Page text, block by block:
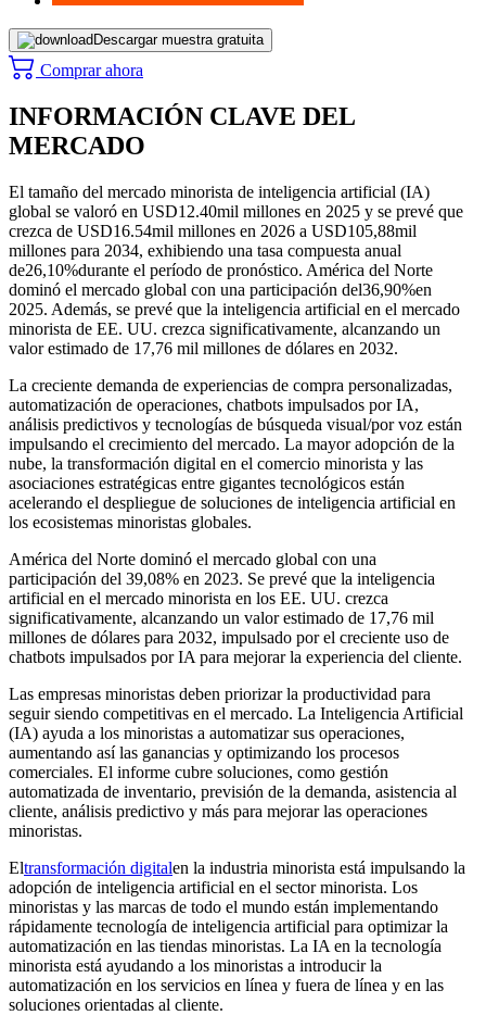
Descargar muestra gratuita
Comprar ahora
INFORMACIÓN CLAVE DEL
MERCADO
El tamaño del mercado minorista de inteligencia artificial (IA)
global se valoró en USD12.40mil millones en 2025 y se prevé que
crezca de USD16.54mil millones en 2026 a USD105,88mil
millones para 2034, exhibiendo una tasa compuesta anual
de26,10%durante el período de pronóstico. América del Norte
dominó el mercado global con una participación del36,90%en
2025. Además, se prevé que la inteligencia artificial en el mercado
minorista de EE. UU. crezca significativamente, alcanzando un
valor estimado de 17,76 mil millones de dólares en 2032.
La creciente demanda de experiencias de compra personalizadas,
automatización de operaciones, chatbots impulsados ​​por IA,
análisis predictivos y tecnologías de búsqueda visual/por voz están
impulsando el crecimiento del mercado. La mayor adopción de la
nube, la transformación digital en el comercio minorista y las
asociaciones estratégicas entre gigantes tecnológicos están
acelerando el despliegue de soluciones de inteligencia artificial en
los ecosistemas minoristas globales.
América del Norte dominó el mercado global con una
participación del 39,08% en 2023. Se prevé que la inteligencia
artificial en el mercado minorista en los EE. UU. crezca
significativamente, alcanzando un valor estimado de 17,76 mil
millones de dólares para 2032, impulsado por el creciente uso de
chatbots impulsados ​​por IA para mejorar la experiencia del cliente.
Las empresas minoristas deben priorizar la productividad para
seguir siendo competitivas en el mercado. La Inteligencia Artificial
(IA) ayuda a los minoristas a automatizar sus operaciones,
aumentando así las ganancias y optimizando los procesos
comerciales. El informe cubre soluciones, como gestión
automatizada de inventario, previsión de la demanda, asistencia al
cliente, análisis predictivo y más para mejorar las operaciones
minoristas.
Eltransformación digitalen la industria minorista está impulsando la
adopción de inteligencia artificial en el sector minorista. Los
minoristas y las marcas de todo el mundo están implementando
rápidamente tecnología de inteligencia artificial para optimizar la
automatización en las tiendas minoristas. La IA en la tecnología
minorista está ayudando a los minoristas a introducir la
automatización en los servicios en línea y fuera de línea y en las
soluciones orientadas al cliente.